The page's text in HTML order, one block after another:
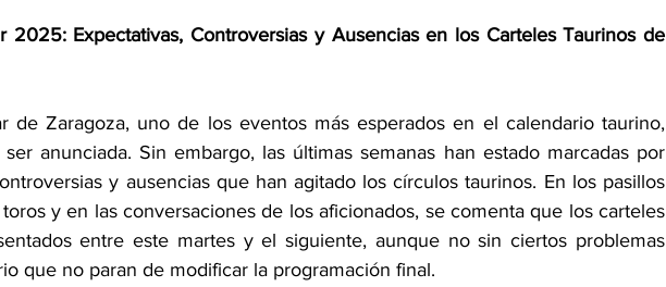
2025: Expectativas, Controversias y Ausencias en los Carteles Taurinos de
de Zaragoza, uno de los eventos más esperados en el calendario taurino,
anunciada. Sin embargo, las últimas semanas han estado marcadas por
y ausencias que han agitado los círculos taurinos. En los pasillos
y en las conversaciones de los aficionados, se comenta que los carteles
entre este martes y el siguiente, aunque no sin ciertos problemas
que no paran de modificar la programación final.